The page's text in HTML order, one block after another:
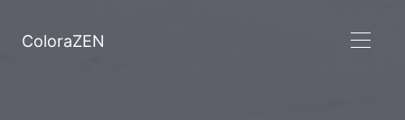
ColoraZEN